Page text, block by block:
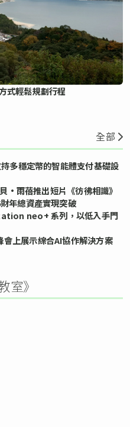
式輕鬆規劃行程
全部
多穩定幣的智能體支付基礎設
雨蓓推出短片《彷彿相識》
年總資產實現突破
neo+ 系列，以低入手門
上展示綜合AI協作解決方案
室》